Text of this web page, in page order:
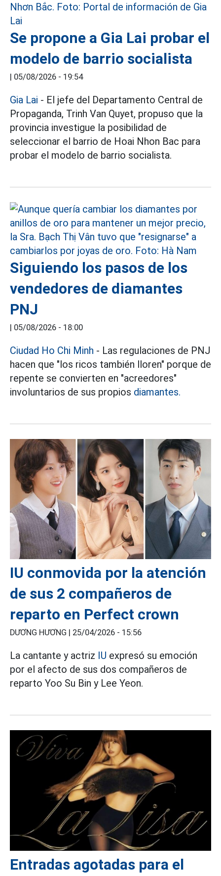
Se propone a Gia Lai probar el
modelo de barrio socialista
| 05/08/2026 - 19:54
Gia Lai - El jefe del Departamento Central de
Propaganda, Trinh Van Quyet, propuso que la
provincia investigue la posibilidad de
seleccionar el barrio de Hoai Nhon Bac para
probar el modelo de barrio socialista.
Siguiendo los pasos de los
vendedores de diamantes
PNJ
| 05/08/2026 - 18:00
Ciudad Ho Chi Minh - Las regulaciones de PNJ
hacen que "los ricos también lloren" porque de
repente se convierten en "acreedores"
involuntarios de sus propios diamantes.
IU conmovida por la atención
de sus 2 compañeros de
reparto en Perfect crown
DƯƠNG HƯƠNG | 25/04/2026 - 15:56
La cantante y actriz IU expresó su emoción
por el afecto de sus dos compañeros de
reparto Yoo Su Bin y Lee Yeon.
Entradas agotadas para el